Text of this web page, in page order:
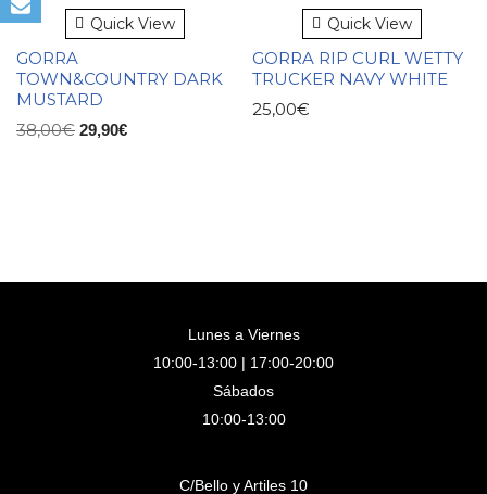
Quick View
GORRA
TOWN&COUNTRY DARK
MUSTARD
38,00€ 29,90€
Quick View
GORRA RIP CURL WETTY
TRUCKER NAVY WHITE
25,00€
Lunes a Viernes
10:00-13:00 | 17:00-20:00
Sábados
10:00-13:00
C/Bello y Artiles 10